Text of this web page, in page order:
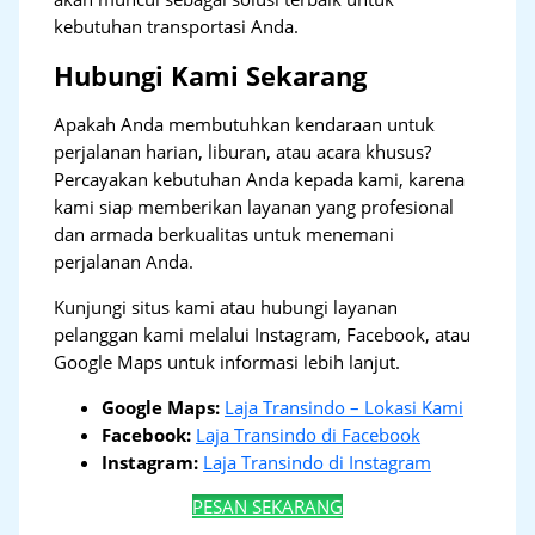
kebutuhan transportasi Anda.
Hubungi Kami Sekarang
Apakah Anda membutuhkan kendaraan untuk
perjalanan harian, liburan, atau acara khusus?
Percayakan kebutuhan Anda kepada kami, karena
kami siap memberikan layanan yang profesional
dan armada berkualitas untuk menemani
perjalanan Anda.
Kunjungi situs kami atau hubungi layanan
pelanggan kami melalui Instagram, Facebook, atau
Google Maps untuk informasi lebih lanjut.
Google Maps: Laja Transindo – Lokasi Kami
Facebook: Laja Transindo di Facebook
Instagram: Laja Transindo di Instagram
PESAN SEKARANG